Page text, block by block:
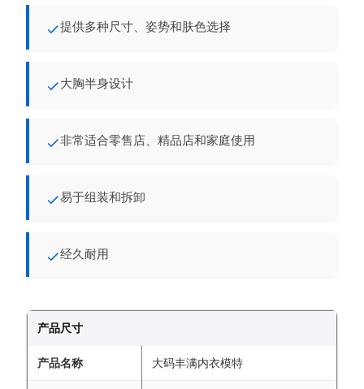
提供多种尺寸、姿势和肤色选择
大胸半身设计
非常适合零售店、精品店和家庭使用
易于组装和拆卸
经久耐用
产品尺寸
产品名称 大码丰满内衣模特